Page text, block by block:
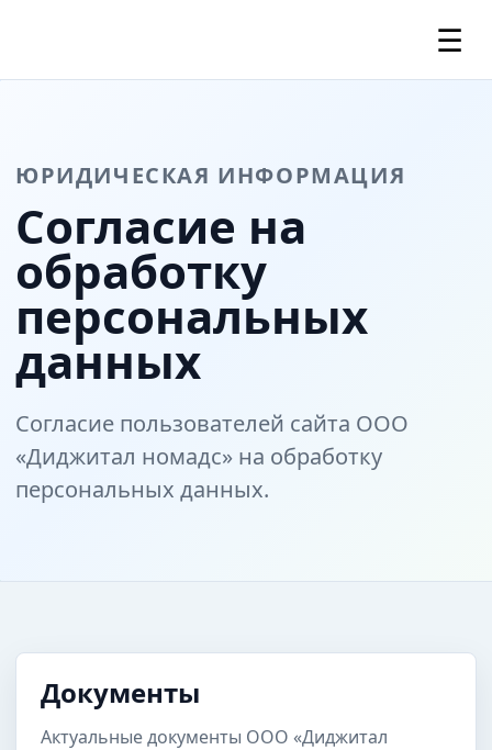
☰
ЮРИДИЧЕСКАЯ ИНФОРМАЦИЯ
Согласие на
обработку
персональных
данных
Согласие пользователей сайта ООО
«Диджитал номадс» на обработку
персональных данных.
Документы
Актуальные документы ООО «Диджитал